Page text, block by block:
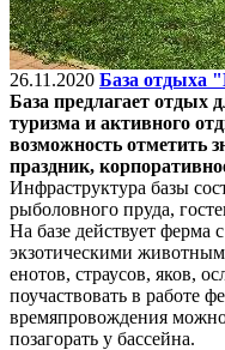
26.11.2020 База отдыха
База предлагает отдых
туризма и активного
возможность отметить
праздник,
Инфраструктура базы
рыболовного пруда,
На базе действует
экзотическими
енотов, страусов, яков,
поучаствовать в работе
времяпровождения
позагорать у бассейна.